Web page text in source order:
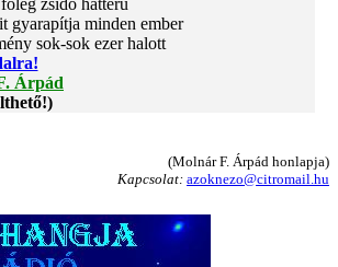
zsidó hátterű
gyarapítja minden ember
sok-sok ezer halott
Árpád
(Molnár F. Árpád honlapja)
Kapcsolat: azoknezo@citromail.hu